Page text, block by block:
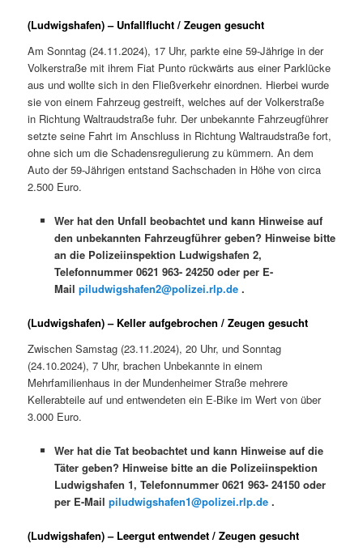
(Ludwigshafen) – Unfallflucht / Zeugen gesucht
Am Sonntag (24.11.2024), 17 Uhr, parkte eine 59-Jährige in der
Volkerstraße mit ihrem Fiat Punto rückwärts aus einer Parklücke
aus und wollte sich in den Fließverkehr einordnen. Hierbei wurde
sie von einem Fahrzeug gestreift, welches auf der Volkerstraße
in Richtung Waltraudstraße fuhr. Der unbekannte Fahrzeugführer
setzte seine Fahrt im Anschluss in Richtung Waltraudstraße fort,
ohne sich um die Schadensregulierung zu kümmern. An dem
Auto der 59-Jährigen entstand Sachschaden in Höhe von circa
2.500 Euro.
Wer hat den Unfall beobachtet und kann Hinweise auf
den unbekannten Fahrzeugführer geben? Hinweise bitte
an die Polizeiinspektion Ludwigshafen 2,
Telefonnummer 0621 963- 24250 oder per E-
Mail piludwigshafen2@polizei.rlp.de.
(Ludwigshafen) – Keller aufgebrochen / Zeugen gesucht
Zwischen Samstag (23.11.2024), 20 Uhr, und Sonntag
(24.10.2024), 7 Uhr, brachen Unbekannte in einem
Mehrfamilienhaus in der Mundenheimer Straße mehrere
Kellerabteile auf und entwendeten ein E-Bike im Wert von über
3.000 Euro.
Wer hat die Tat beobachtet und kann Hinweise auf die
Täter geben? Hinweise bitte an die Polizeiinspektion
Ludwigshafen 1, Telefonnummer 0621 963- 24150 oder
per E-Mail piludwigshafen1@polizei.rlp.de.
(Ludwigshafen) – Leergut entwendet / Zeugen gesucht